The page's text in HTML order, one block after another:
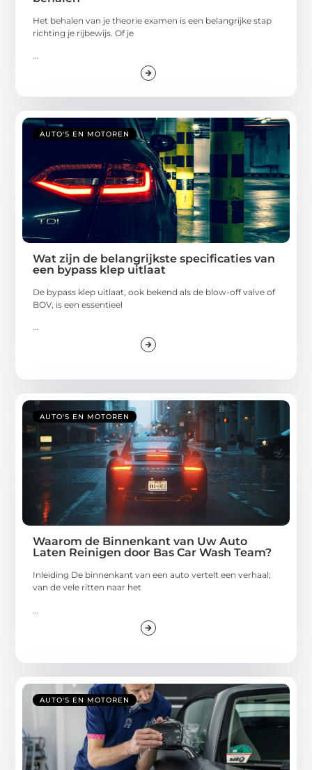
Het behalen van je theorie examen is een belangrijke stap
richting je rijbewijs. Of je
...
AUTO'S EN MOTOREN
Wat zijn de belangrijkste specificaties van
een bypass klep uitlaat
De bypass klep uitlaat, ook bekend als de blow-off valve of
BOV, is een essentieel
...
AUTO'S EN MOTOREN
Waarom de Binnenkant van Uw Auto
Laten Reinigen door Bas Car Wash Team?
Inleiding De binnenkant van een auto vertelt een verhaal;
van de vele ritten naar het
AUTO'S EN MOTOREN